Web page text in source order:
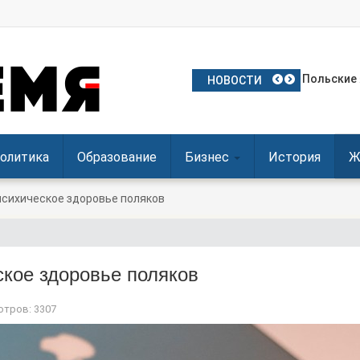
НОВОСТИ Частое
Польские
Посол
Польша
Польша
Образование Бизнес История
здоровье поляков
здоровье поляков
3307